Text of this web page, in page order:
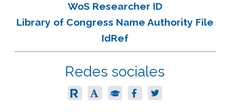
WoS Researcher ID
Library of Congress Name Authority File
IdRef
Redes sociales